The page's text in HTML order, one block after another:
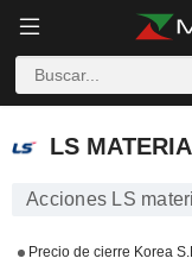
LS
LS
Acciones LS
Precio de cierre Korea